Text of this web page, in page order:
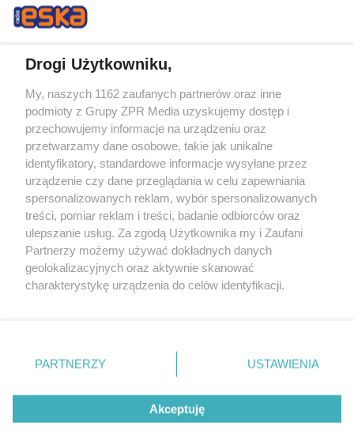
Żaden utwór zamieszczony w serwisie nie może być powielany i
rozpowszechniany lub dalej rozpowszechniany w jakikolwiek sposób (w
tym także elektroniczny lub mechaniczny) na jakimkolwiek polu
eksploatacji w jakiejkolwiek formie, włącznie z umieszczaniem w
Internecie bez pisemnej zgody właściciela praw. Jakiekolwiek użycie lub
wykorzystanie utworów w całości lub w części z naruszeniem prawa,
tzn. bez właściwej zgody, jest zabronione pod groźbą kary i może być
ścigane prawnie.
© 2026 Grupa ZPR Media
Drogi Użytkowniku,
My, naszych 1162 zaufanych partnerów oraz inne
podmioty z Grupy ZPR Media uzyskujemy dostęp i
przechowujemy informacje na urządzeniu oraz
przetwarzamy dane osobowe, takie jak unikalne
identyfikatory, standardowe informacje wysyłane przez
urządzenie czy dane przeglądania w celu zapewniania
spersonalizowanych reklam, wybór spersonalizowanych
treści, pomiar reklam i treści, badanie odbiorców oraz
ulepszanie usług. Za zgodą Użytkownika my i Zaufani
Partnerzy możemy używać dokładnych danych
geolokalizacyjnych oraz aktywnie skanować
charakterystykę urządzenia do celów identyfikacji.
zmienić/wycofać klikając przycisk ustawień prywatności
znajdujący się w lewym dolnym rogu strony
rodzaje przetwarzania danych nie wymagają zgody
użytkownika, ale masz prawo sprzeciwić się takiemu
przetwarzaniu. Preferencje będą miały zastosowanie tylko
PARTNERZY USTAWIENIA
Akceptuję